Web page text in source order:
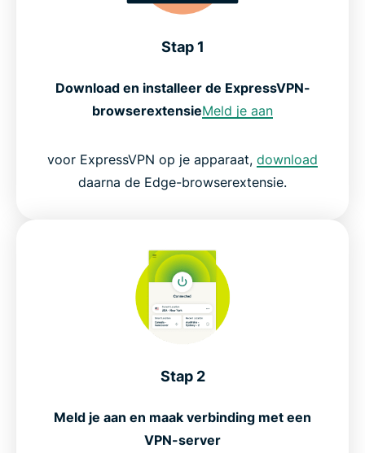
Stap 1
Download en installeer de ExpressVPN-
browserextensieMeld je aan
voor ExpressVPN op je apparaat, download
daarna de Edge-browserextensie.
Stap 2
Meld je aan en maak verbinding met een
VPN-server